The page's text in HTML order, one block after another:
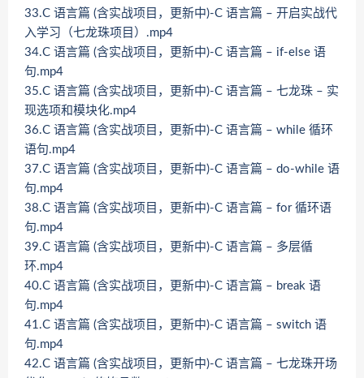
33.C 语言篇 (含实战项目，更新中)-C 语言篇 – 开启实战代
入学习（七龙珠项目）.mp4
34.C 语言篇 (含实战项目，更新中)-C 语言篇 – if-else 语
句.mp4
35.C 语言篇 (含实战项目，更新中)-C 语言篇 – 七龙珠 – 实
现选项和模块化.mp4
36.C 语言篇 (含实战项目，更新中)-C 语言篇 – while 循环
语句.mp4
37.C 语言篇 (含实战项目，更新中)-C 语言篇 – do-while 语
句.mp4
38.C 语言篇 (含实战项目，更新中)-C 语言篇 – for 循环语
句.mp4
39.C 语言篇 (含实战项目，更新中)-C 语言篇 – 多层循
环.mp4
40.C 语言篇 (含实战项目，更新中)-C 语言篇 – break 语
句.mp4
41.C 语言篇 (含实战项目，更新中)-C 语言篇 – switch 语
句.mp4
42.C 语言篇 (含实战项目，更新中)-C 语言篇 – 七龙珠开场